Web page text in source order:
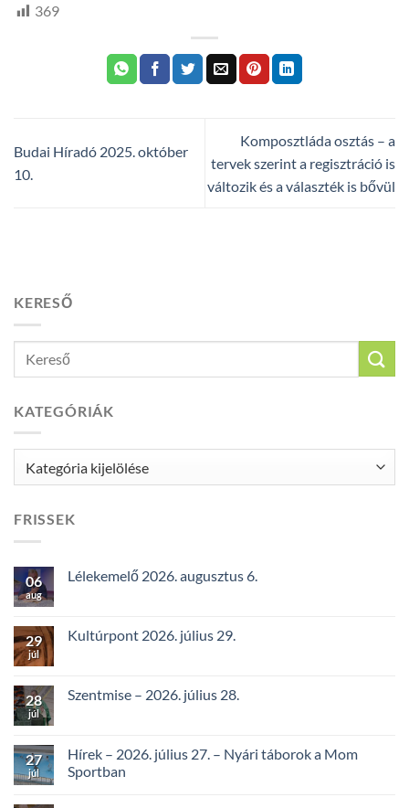
369
Budai Híradó 2025. október
10.
Komposztláda osztás – a
tervek szerint a regisztráció is
változik és a választék is bővül
KERESŐ
KATEGÓRIÁK
FRISSEK
06
aug
Lélekemelő 2026. augusztus 6.
29
júl
Kultúrpont 2026. július 29.
28
júl
Szentmise – 2026. július 28.
27
júl
Hírek – 2026. július 27. – Nyári táborok a Mom
Sportban